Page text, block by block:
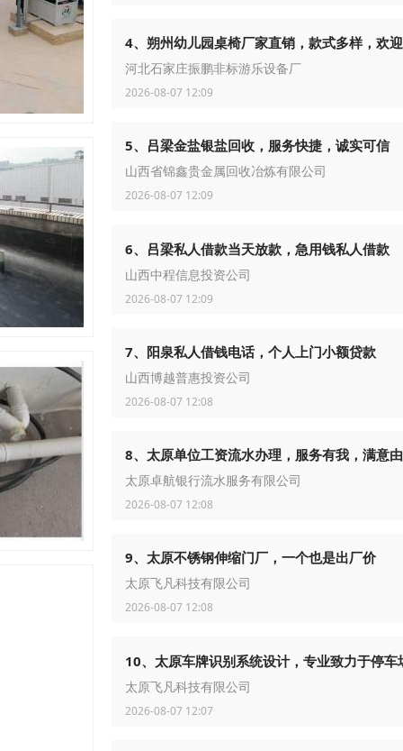
4、朔州幼儿园桌椅厂家直销，款式多样，欢
河北石家庄振鹏非标游乐设备厂
2026-08-07 12:09
5、吕梁金盐银盐回收，服务快捷，诚实可信
山西省锦鑫贵金属回收冶炼有限公司
2026-08-07 12:09
6、吕梁私人借款当天放款，急用钱私人借款
山西中程信息投资公司
2026-08-07 12:09
7、阳泉私人借钱电话，个人上门小额贷款
山西博越普惠投资公司
2026-08-07 12:08
8、太原单位工资流水办理，服务有我，满意
太原卓航银行流水服务有限公司
2026-08-07 12:08
9、太原不锈钢伸缩门厂，一个也是出厂价
太原飞凡科技有限公司
2026-08-07 12:08
10、太原车牌识别系统设计，专业致力于停车
太原飞凡科技有限公司
2026-08-07 12:07